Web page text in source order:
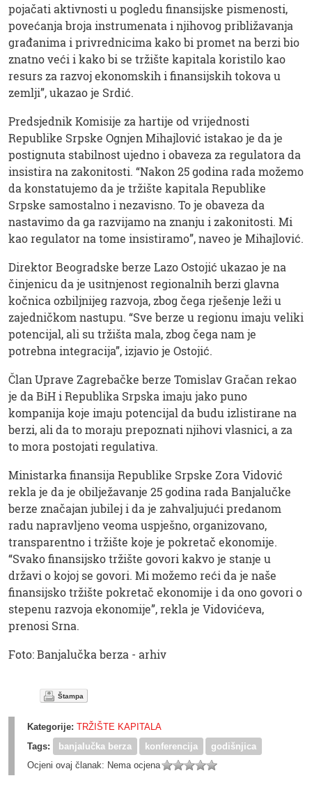
pojačati aktivnosti u pogledu finansijske pismenosti,
povećanja broja instrumenata i njihovog približavanja
građanima i privrednicima kako bi promet na berzi bio
znatno veći i kako bi se tržište kapitala koristilo kao
resurs za razvoj ekonomskih i finansijskih tokova u
zemlji”, ukazao je Srdić.
Predsjednik Komisije za hartije od vrijednosti
Republike Srpske Ognjen Mihajlović istakao je da je
postignuta stabilnost ujedno i obaveza za regulatora da
insistira na zakonitosti. “Nakon 25 godina rada možemo
da konstatujemo da je tržište kapitala Republike
Srpske samostalno i nezavisno. To je obaveza da
nastavimo da ga razvijamo na znanju i zakonitosti. Mi
kao regulator na tome insistiramo”, naveo je Mihajlović.
Direktor Beogradske berze Lazo Ostojić ukazao je na
činjenicu da je usitnjenost regionalnih berzi glavna
kočnica ozbiljnijeg razvoja, zbog čega rješenje leži u
zajedničkom nastupu. “Sve berze u regionu imaju veliki
potencijal, ali su tržišta mala, zbog čega nam je
potrebna integracija”, izjavio je Ostojić.
Član Uprave Zagrebačke berze Tomislav Gračan rekao
je da BiH i Republika Srpska imaju jako puno
kompanija koje imaju potencijal da budu izlistirane na
berzi, ali da to moraju prepoznati njihovi vlasnici, a za
to mora postojati regulativa.
Ministarka finansija Republike Srpske Zora Vidović
rekla je da je obilježavanje 25 godina rada Banjalučke
berze značajan jubilej i da je zahvaljujući predanom
radu napravljeno veoma uspješno, organizovano,
transparentno i tržište koje je pokretač ekonomije.
“Svako finansijsko tržište govori kakvo je stanje u
državi o kojoj se govori. Mi možemo reći da je naše
finansijsko tržište pokretač ekonomije i da ono govori o
stepenu razvoja ekonomije”, rekla je Vidovićeva,
prenosi Srna.
Foto: Banjalučka berza - arhiv
Štampa
Kategorije: TRŽIŠTE KAPITALA
Tags:
banjalučka berza konferencija
godišnjica
Ocjeni ovaj članak: Nema ocjena